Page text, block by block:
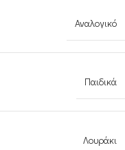
Αναλογικό
Παιδικά
Λουράκι